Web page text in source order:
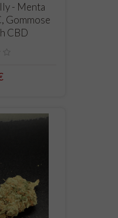
- Menta
Gommose
CBD